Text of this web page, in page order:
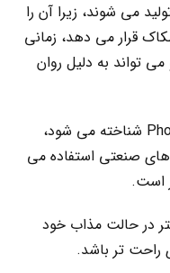
می شوند، زیرا آن را
قرار می دهد، زمانی
تواند به دلیل روان
فسفر برنز، معمولا به عنوان Phos Bronze شناخته می شود،
صنعتی استفاده می
است.
در حالت مذاب خود
راحت تر باشد.